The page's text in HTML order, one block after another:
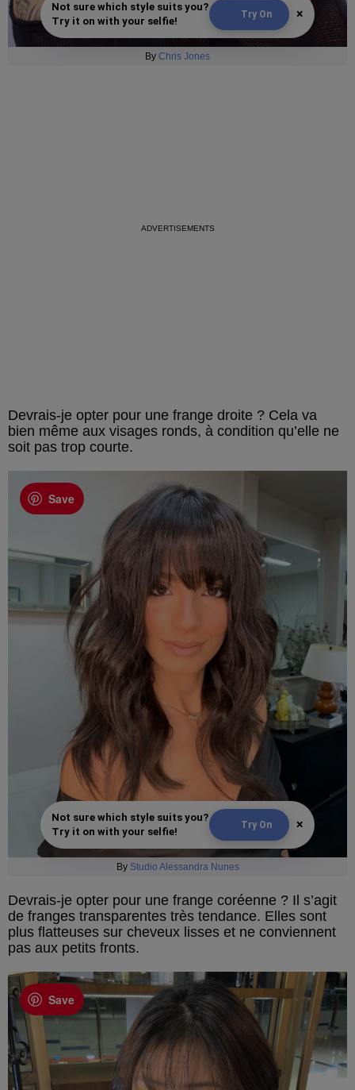
Not sure which style suits you?
Try it on with your selfie!
Try On ×
By Chris Jones
Devrais-je opter pour une frange droite ? Cela va
bien même aux visages ronds, à condition qu’elle ne
soit pas trop courte.
Save
Not sure which style suits you?
Try it on with your selfie!
Try On ×
By Studio Alessandra Nunes
Devrais-je opter pour une frange coréenne ? Il s’agit
de franges transparentes très tendance. Elles sont
plus flatteuses sur cheveux lisses et ne conviennent
pas aux petits fronts.
Save